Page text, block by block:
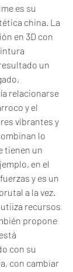
es su
china. La
en 3D con
un
relacionarse
y el
vibrantes y
lo
tienen un
en el
y es un
a la vez.
utiiza recursos
propone
con su
con cambiar